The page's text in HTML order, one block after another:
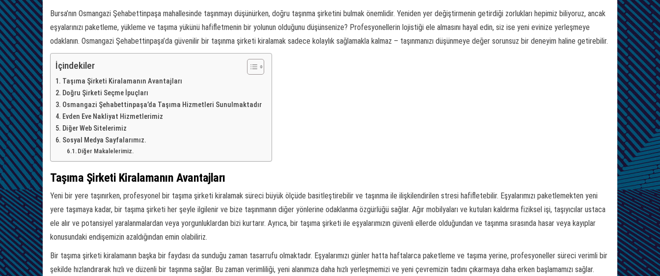
Bursa’nın Osmangazi Şehabettinpaşa mahallesinde taşınmayı düşünürken, doğru taşınma şirketini bulmak önemlidir. Yeniden yer değiştirmenin getirdiği zorlukları hepimiz biliyoruz, ancak
eşyalarınızı paketleme, yükleme ve taşıma yükünü hafifletmenin bir yolunun olduğunu düşünsenize? Profesyonellerin lojistiği ele almasını hayal edin, siz ise yeni evinize yerleşmeye
odaklanın. Osmangazi Şehabettinpaşa’da güvenilir bir taşınma şirketi kiralamak sadece kolaylık sağlamakla kalmaz – taşınmanızı düşünmeye değer sorunsuz bir deneyim haline getirebilir.
İçindekiler
Taşıma Şirketi Kiralamanın Avantajları
Doğru Şirketi Seçme İpuçları
Osmangazi Şehabettinpaşa’da Taşıma Hizmetleri Sunulmaktadır
Evden Eve Nakliyat Hizmetlerimiz
Diğer Web Sitelerimiz
Sosyal Medya Sayfalarımız.
Diğer Makalelerimiz.
Taşıma Şirketi Kiralamanın Avantajları
Yeni bir yere taşınırken, profesyonel bir taşıma şirketi kiralamak süreci büyük ölçüde basitleştirebilir ve taşınma ile ilişkilendirilen stresi hafifletebilir. Eşyalarımızı paketlemekten yeni
yere taşımaya kadar, bir taşıma şirketi her şeyle ilgilenir ve bize taşınmanın diğer yönlerine odaklanma özgürlüğü sağlar. Ağır mobilyaları ve kutuları kaldırma fiziksel işi, taşıyıcılar ustaca
ele alır ve potansiyel yaralanmalardan veya yorgunluklardan bizi kurtarır. Ayrıca, bir taşıma şirketi ile eşyalarımızın güvenli ellerde olduğundan ve taşınma sırasında hasar veya kayıplar
konusundaki endişemizin azaldığından emin olabiliriz.
Bir taşıma şirketi kiralamanın başka bir faydası da sunduğu zaman tasarrufu olmaktadır. Eşyalarımızı günler hatta haftalarca paketleme ve taşıma yerine, profesyoneller süreci verimli bir
şekilde hızlandırarak hızlı ve düzenli bir taşınma sağlar. Bu zaman verimliliği, yeni alanımıza daha hızlı yerleşmemizi ve yeni çevremizin tadını çıkarmaya daha erken başlamamızı sağlar.